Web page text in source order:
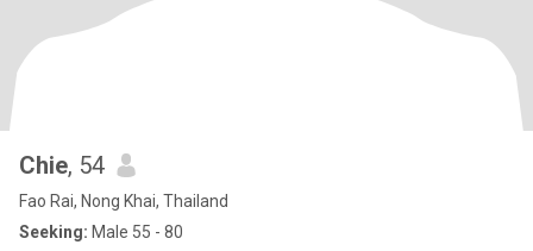
Chie, 54
Fao Rai, Nong Khai, Thailand
Seeking: Male 55 - 80